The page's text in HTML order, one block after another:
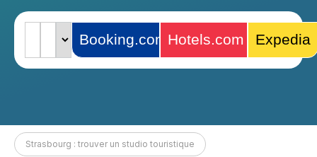
Strasbourg : trouver un studio touristique